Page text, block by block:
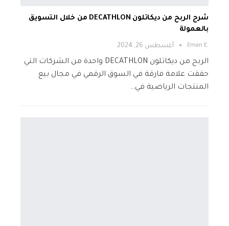
شرح الربح من ديكاتلون DECATHLON من خلال التسويق
بالعمولة
.Eman E أغسطس 26, 2024
الربح من ديكاتلون DECATHLON واحدة من الشركات التي
حققت علامة فارقة في السوق الرقمي في مجال بيع
المنتجات الرياضية في…